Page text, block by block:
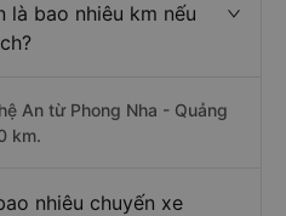
là bao nhiêu km nếu
An từ Phong Nha - Quảng
km.
nhiêu chuyến xe